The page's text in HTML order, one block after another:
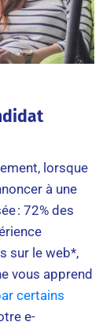
lorsque
à une
: 72% des
sur le web*,
vous apprend
certains
e-